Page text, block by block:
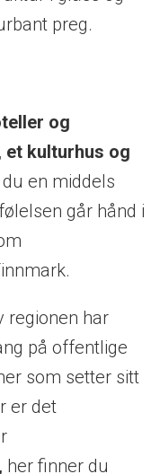
preg.
og
et kulturhus og
en middels
går hånd i
regionen har
på offentlige
som setter sitt
er det
her finner du